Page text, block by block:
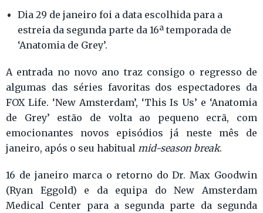
Dia 29 de janeiro foi a data escolhida para a
estreia da segunda parte da 16ª temporada de
‘Anatomia de Grey’.
A entrada no novo ano traz consigo o regresso de
algumas das séries favoritas dos espectadores da
FOX Life. ‘New Amsterdam’, ‘This Is Us’ e ‘Anatomia
de Grey’ estão de volta ao pequeno ecrã, com
emocionantes novos episódios já neste mês de
janeiro, após o seu habitual mid-season break.
16 de janeiro marca o retorno do Dr. Max Goodwin
(Ryan Eggold) e da equipa do New Amsterdam
Medical Center para a segunda parte da segunda